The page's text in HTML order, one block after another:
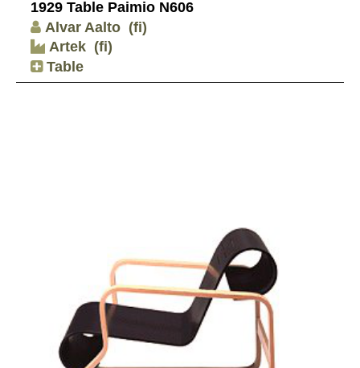
1929 Table Paimio N606
Alvar Aalto (fi)
Artek (fi)
Table